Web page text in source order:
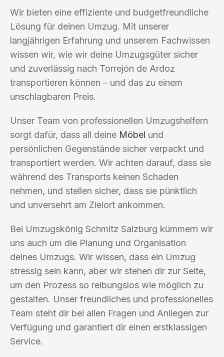
Wir bieten eine effiziente und budgetfreundliche
Lösung für deinen Umzug. Mit unserer
langjährigen Erfahrung und unserem Fachwissen
wissen wir, wie wir deine Umzugsgüter sicher
und zuverlässig nach Torrejón de Ardoz
transportieren können – und das zu einem
unschlagbaren Preis.
Unser Team von professionellen Umzugshelfern
sorgt dafür, dass all deine Möbel und
persönlichen Gegenstände sicher verpackt und
transportiert werden. Wir achten darauf, dass sie
während des Transports keinen Schaden
nehmen, und stellen sicher, dass sie pünktlich
und unversehrt am Zielort ankommen.
Bei Umzugskönig Schmitz Salzburg kümmern wir
uns auch um die Planung und Organisation
deines Umzugs. Wir wissen, dass ein Umzug
stressig sein kann, aber wir stehen dir zur Seite,
um den Prozess so reibungslos wie möglich zu
gestalten. Unser freundliches und professionelles
Team steht dir bei allen Fragen und Anliegen zur
Verfügung und garantiert dir einen erstklassigen
Service.